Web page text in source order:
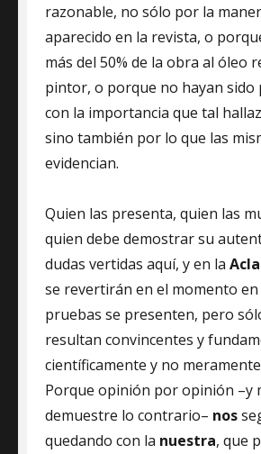
razonable, no sólo por la
aparecido en la revista, o
más del 50% de la obra al óleo
pintor, o porque no hayan sido
con la importancia que tal
sino también por lo que las
evidencian.
Quien las presenta, quien las
quien debe demostrar su
dudas vertidas aquí, y en la
se revertirán en el momento en
pruebas se presenten, pero
resultan convincentes y
científicamente y no
Porque opinión por opinión –y
demuestre lo contrario– nos
quedando con la nuestra, que